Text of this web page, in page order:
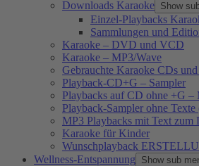
Downloads Karaoke Show
Einzel-Playbacks
Sammlungen und
Karaoke – DVD und VCD
Karaoke – MP3/Wave
Gebrauchte Karaoke CDs
Playback-CD+G – Sampler
Playbacks auf CD ohne +G –
Playback-Sampler ohne
MP3 Playbacks mit Text zum
Karaoke für Kinder
Wunschplayback
Wellness-Entspannung
Show sub